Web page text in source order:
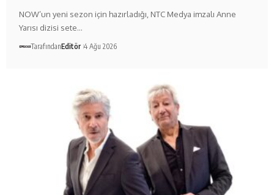
NOW’un yeni sezon için hazırladığı, NTC Medya imzalı Anne
Yarısı dizisi sete…
TarafındanEditör 4 Ağu 2026